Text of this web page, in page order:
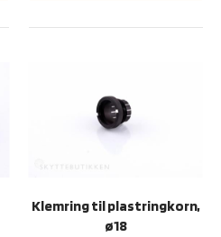
Klemring til plastringkorn,
ø18